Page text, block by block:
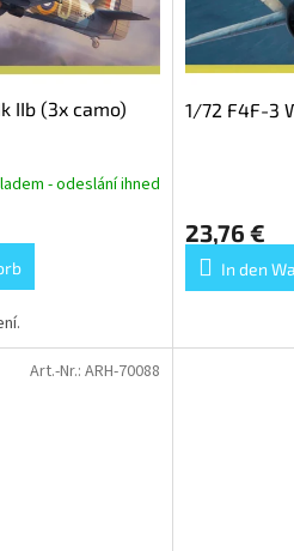
IIb (3x camo)
- odeslání ihned
1/72 F4F-3
23,76 €
In den
Art.-Nr.: ARH-70088